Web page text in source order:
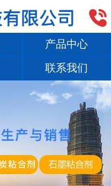

产品中心
联系我们